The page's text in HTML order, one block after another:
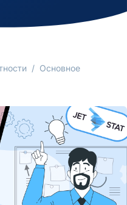
/ Основное